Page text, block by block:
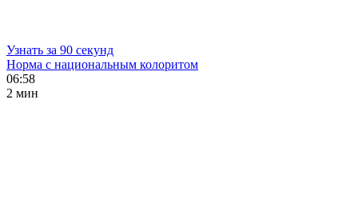
Узнать за 90 секунд
Норма с национальным колоритом
06:58
2 мин